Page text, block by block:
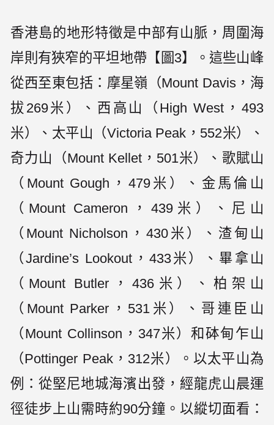
香港島的地形特徵是中部有山脈，周圍海
岸則有狹窄的平坦地帶【圖3】。這些山峰
從西至東包括：摩星嶺（Mount Davis，海
拔269米）、西高山（High West，493
米）、太平山（Victoria Peak，552米）、
奇力山（Mount Kellet，501米）、歌賦山
（Mount Gough，479米）、金馬倫山
（Mount Cameron，439米）、尼山
（Mount Nicholson，430米）、渣甸山
（Jardine’s Lookout，433米）、畢拿山
（Mount Butler，436米）、柏架山
（Mount Parker，531米）、哥連臣山
（Mount Collinson，347米）和砵甸乍山
（Pottinger Peak，312米）。以太平山為
例：從堅尼地城海濱出發，經龍虎山晨運
徑徒步上山需時約90分鐘。以縱切面看：